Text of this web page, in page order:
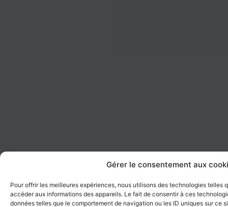
Gérer le consentement aux
Pour offrir les meilleures expériences, nous utilisons des technologies telles
accéder aux informations des appareils. Le fait de consentir à ces
données telles que le comportement de navigation ou les ID uniques sur ce